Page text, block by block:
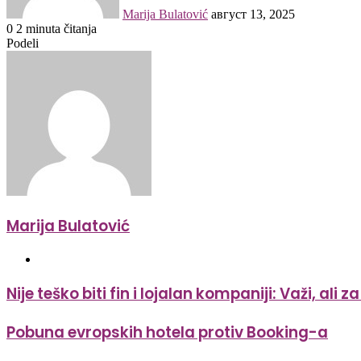
Marija Bulatović август 13, 2025
0 2 minuta čitanja
Facebook
WhatsApp
Viber
Podeli
Marija Bulatović
Nije teško biti fin i lojalan kompaniji: Važi, ali
Pobuna evropskih hotela protiv Booking-a